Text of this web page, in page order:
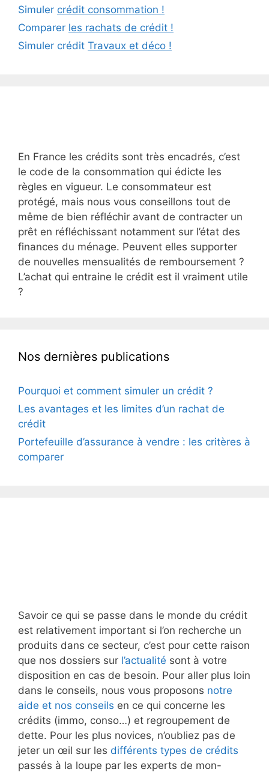
Simuler crédit consommation !
Comparer les rachats de crédit !
Simuler crédit Travaux et déco !
En France les crédits sont très encadrés, c’est
le code de la consommation qui édicte les
règles en vigueur. Le consommateur est
protégé, mais nous vous conseillons tout de
même de bien réfléchir avant de contracter un
prêt en réfléchissant notamment sur l’état des
finances du ménage. Peuvent elles supporter
de nouvelles mensualités de remboursement ?
L’achat qui entraine le crédit est il vraiment utile
?
Nos dernières publications
Pourquoi et comment simuler un crédit ?
Les avantages et les limites d’un rachat de
crédit
Portefeuille d’assurance à vendre : les critères à
comparer
Savoir ce qui se passe dans le monde du crédit
est relativement important si l’on recherche un
produits dans ce secteur, c’est pour cette raison
que nos dossiers sur l’actualité sont à votre
disposition en cas de besoin. Pour aller plus loin
dans le conseils, nous vous proposons notre
aide et nos conseils en ce qui concerne les
crédits (immo, conso…) et regroupement de
dette. Pour les plus novices, n’oubliez pas de
jeter un œil sur les différents types de crédits
passés à la loupe par les experts de mon-